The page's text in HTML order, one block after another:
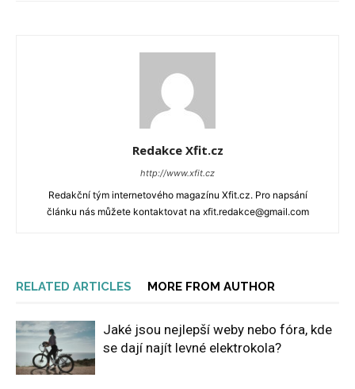
Redakce Xfit.cz
http://www.xfit.cz
Redakční tým internetového magazínu Xfit.cz. Pro napsání
článku nás můžete kontaktovat na xfit.redakce@gmail.com
RELATED ARTICLES MORE FROM AUTHOR
Jaké jsou nejlepší weby nebo fóra, kde
se dají najít levné elektrokola?